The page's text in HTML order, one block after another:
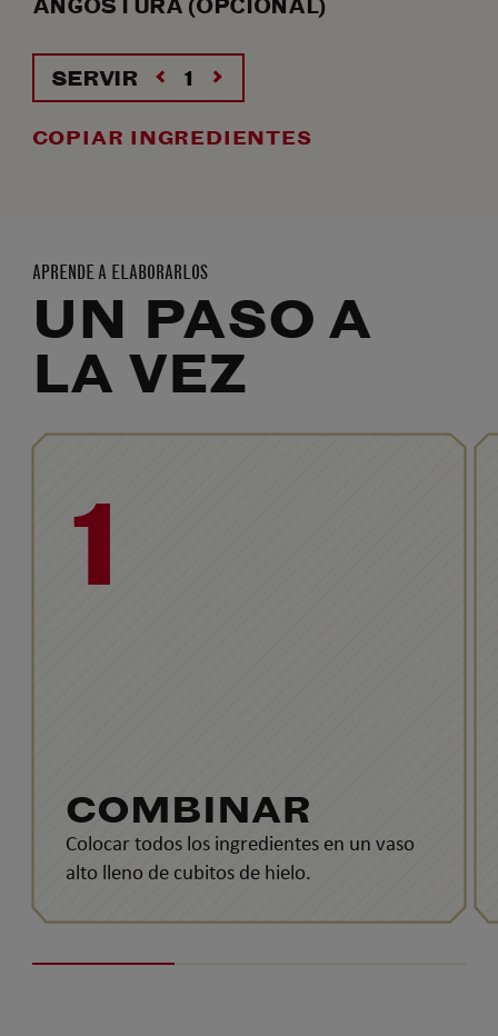
ANGOSTURA (OPCIONAL)
SERVIR
COPIAR INGREDIENTES
APRENDE A ELABORARLOS
UN PASO A
LA VEZ
1
COMBINAR
Colocar todos los ingredientes en un vaso
alto lleno de cubitos de hielo.